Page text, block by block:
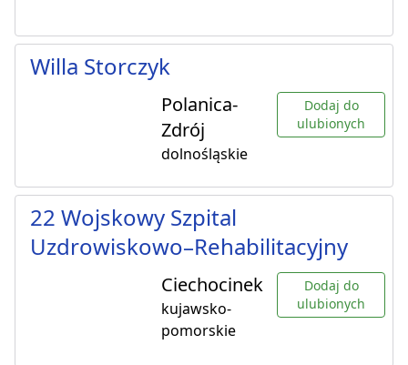
Willa Storczyk
Polanica-
Zdrój
dolnośląskie
Dodaj do
ulubionych
22 Wojskowy Szpital
Uzdrowiskowo–Rehabilitacyjny
Ciechocinek
kujawsko-
pomorskie
Dodaj do
ulubionych